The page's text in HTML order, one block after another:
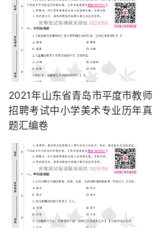
2021年山东省青岛市平度市教师
招聘考试中小学美术专业历年真
题汇编卷